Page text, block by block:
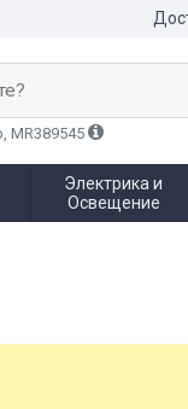
MR389545
Электрика и
Освещение